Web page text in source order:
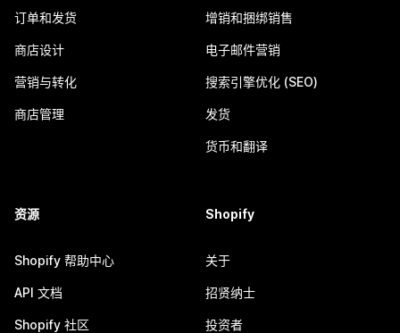
订单和发货
商店设计
营销与转化
商店管理
增销和捆绑销售
电子邮件营销
搜索引擎优化 (SEO)
发货
货币和翻译
资源
Shopify 帮助中心
API 文档
Shopify 社区
Shopify
关于
招贤纳士
投资者